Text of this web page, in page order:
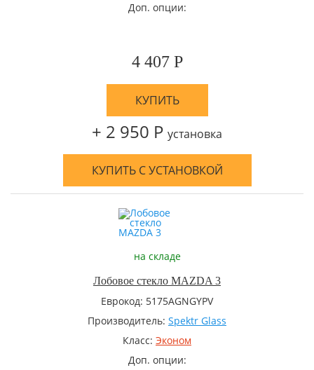
Доп. опции:
4 407 Р
КУПИТЬ
+ 2 950 Р установка
КУПИТЬ С УСТАНОВКОЙ
на складе
Лобовое стекло MAZDA 3
Еврокод: 5175AGNGYPV
Производитель: Spektr Glass
Класс: Эконом
Доп. опции: